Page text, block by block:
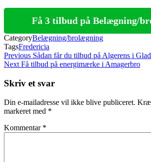
Få 3 tilbud på Belægning/
CategoryBelægning/brolægning
TagsFredericia
Indlægsnavigation
Previous
Post
Previous Sådan får du tilbud på Algerens i
Next
Next Få tilbud på energimærke i Amagerbro
Skriv et svar
Din e-mailadresse vil ikke blive publiceret.
markeret med *
Kommentar *